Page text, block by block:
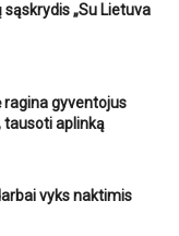
sąskrydis „Su Lietuva
ragina gyventojus
tausoti aplinką
vyks naktimis